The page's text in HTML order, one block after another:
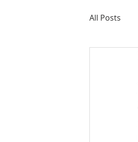
All Posts